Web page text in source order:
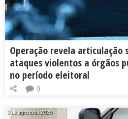
Operação revela articulação
ataques violentos a órgãos
no período eleitoral
0
3 de agosto de 2026